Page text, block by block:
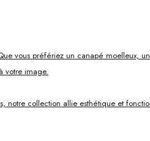
vous préfériez un canapé moelleux,
votre image.
collection allie esthétique et